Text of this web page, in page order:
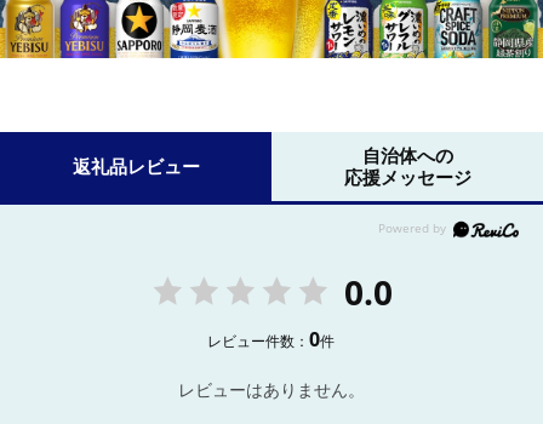
返礼品レビュー
自治体への
応援メッセージ
0.0
レビュー件数：0件
レビューはありません。